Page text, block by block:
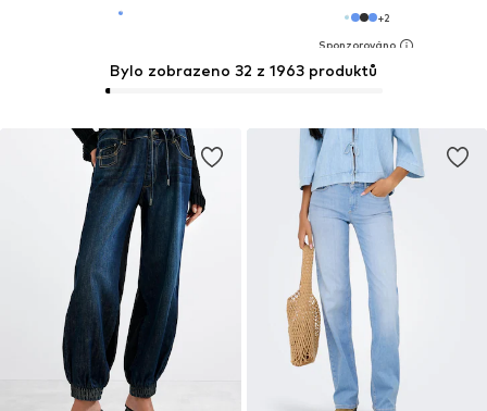
+2
Bylo zobrazeno 32 z 1963 produktů